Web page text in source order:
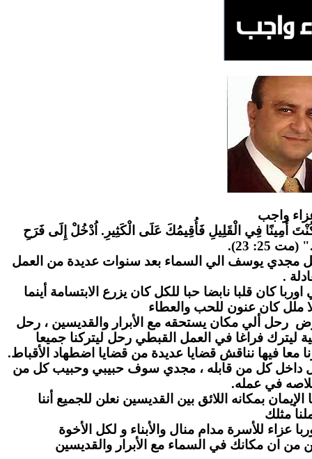
واجب
أَمِينًا فِي الْقَلِيلِ فَأُقِيمُكَ عَلَى الْكَثِيرِ. اُدْخُلْ إِلَى فَرَحِ
25: 23).
مجدي يوسف الي السماء بعد سنوات عديدة من العمل
.
كان قلبا نابضا حبا للكل كان يزرع الابتسامة أينما
ملل كان عنون للحب والعطاء
رحل ألي مكان يستحقه مع الأبرار والقديسين ، رحل
ليترك فراغا في العمل القبطي رحل ليتركنا جميعا
فيها نناقش قضايا عديدة من قضايا اضطهاد الأقباط.
داخل كل من قابله ، مجدي سوف حبيبي وحبيب كل من
في عمله.
بمكانه اللائق بين القديسين نعلن للجميع أننا
مثلك
عزاء للأسرة مدام منال والأبناء و لكل الأخوة
من ان مكانك في السماء مع الأبرار والقديسين